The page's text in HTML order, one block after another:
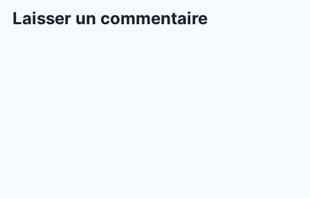
Laisser un commentaire